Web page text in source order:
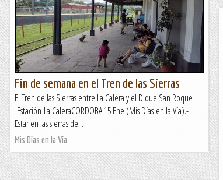
Fin de semana en el Tren de las Sierras
El Tren de las Sierras entre La Calera y el Dique San Roque
Estación La CaleraCORDOBA 15 Ene (Mis Días en la Vía).-
Estar en las sierras de...
Mis Días en la Vía